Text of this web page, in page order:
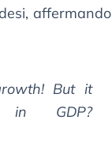
affermando
But it
GDP?